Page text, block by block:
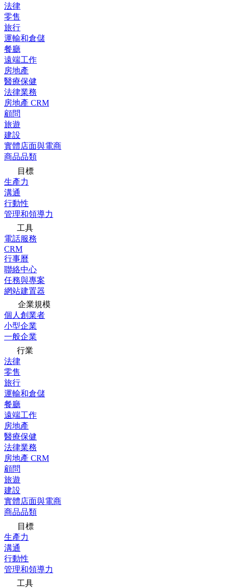
法律
零售
旅行
運輸和倉儲
餐廳
遠端工作
房地產
醫療保健
法律業務
房地產 CRM
顧問
旅遊
建設
實體店面與電商
商品品類
目標
生產力
溝通
行動性
管理和領導力
工具
電話服務
CRM
行事曆
聯絡中心
任務與專案
網站建置器
企業規模
個人創業者
小型企業
一般企業
行業
法律
零售
旅行
運輸和倉儲
餐廳
遠端工作
房地產
醫療保健
法律業務
房地產 CRM
顧問
旅遊
建設
實體店面與電商
商品品類
目標
生產力
溝通
行動性
管理和領導力
工具